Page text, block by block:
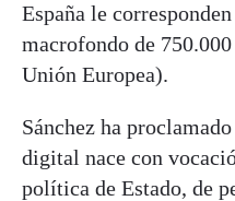
España le
macrofondo de
Unión Europea).
Sánchez ha
digital nace con
política de Estado, de